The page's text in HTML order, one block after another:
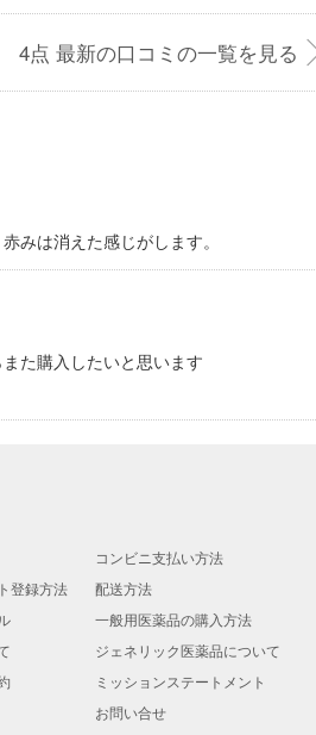
4点 最新の口コミの一覧を見る
みは消えた感じがします。
た購入したいと思います
コンビニ支払い方法
登録方法
配送方法
一般用医薬品の購入方法
ジェネリック医薬品について
ミッションステートメント
お問い合せ